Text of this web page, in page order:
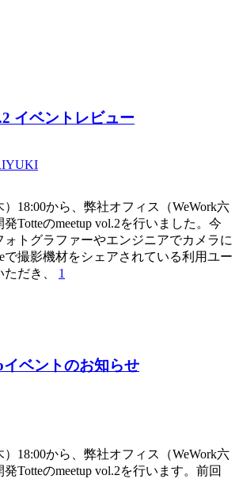
イベントレビュー
）18:00から、弊社オフィス（WeWork六
Totteのmeetup vol.2を行いました。今
ォトグラファーやエンジニアでカメラに
で撮影機材をシェアされている利用ユー
だき、 1
イベントのお知らせ
）18:00から、弊社オフィス（WeWork六
Totteのmeetup vol.2を行います。前回